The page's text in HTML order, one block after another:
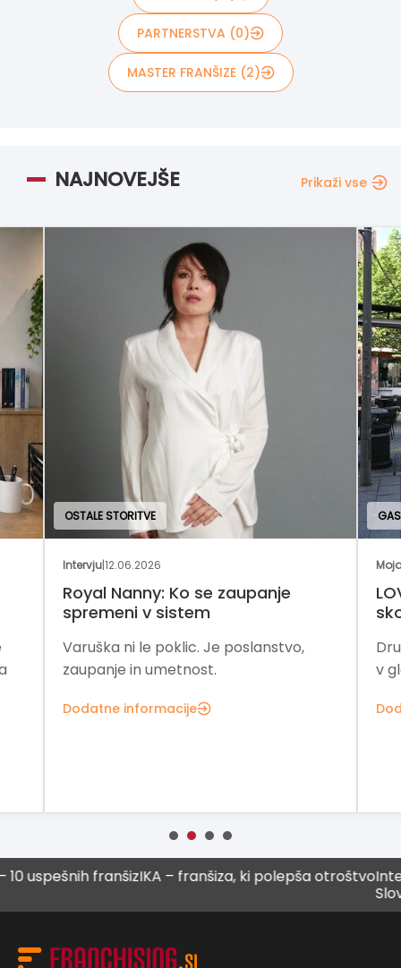
PARTNERSTVA (0)
MASTER FRANŠIZE (2)
NAJNOVEJŠE Prikaži vse
Ko se zaupanje
v sistem
le poklic. Je poslanstvo,
in umetnost.
GASTRONOMIJA IN
27.04.2026
LOV Popcorn:
Družinska tradicija,
v globalno
Dodatne informacije
franšizIKA – franšiza, ki polepša otroštvo